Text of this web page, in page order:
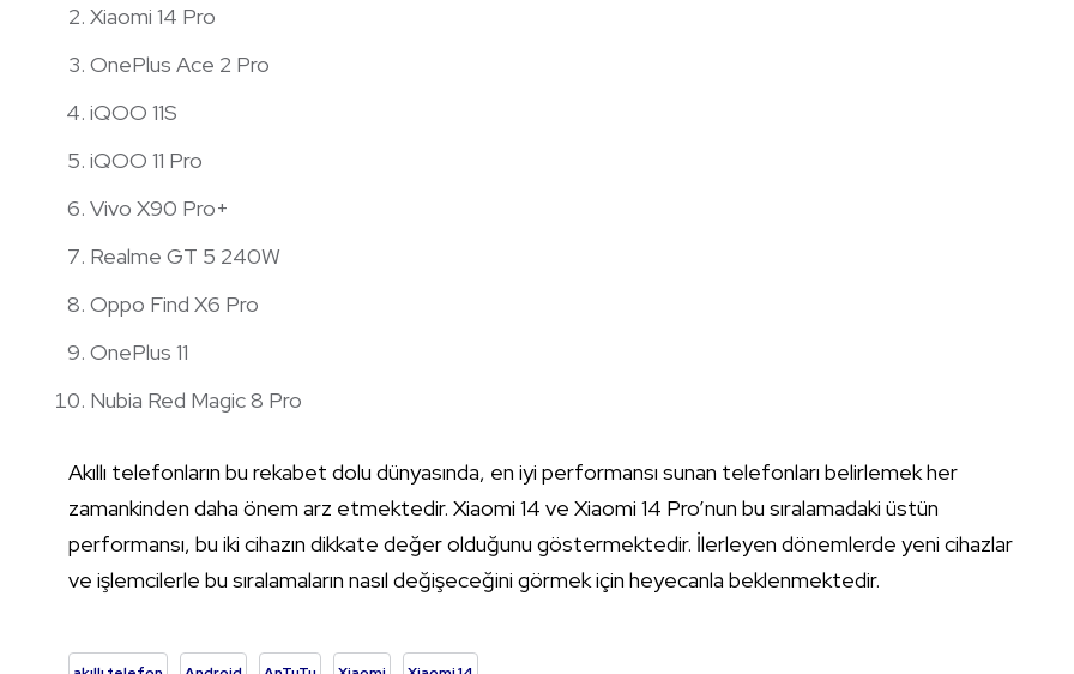
Xiaomi 14 Pro
OnePlus Ace 2 Pro
iQOO 11S
iQOO 11 Pro
Vivo X90 Pro+
Realme GT 5 240W
Oppo Find X6 Pro
OnePlus 11
Nubia Red Magic 8 Pro
Akıllı telefonların bu rekabet dolu dünyasında, en iyi performansı sunan telefonları belirlemek her
zamankinden daha önem arz etmektedir. Xiaomi 14 ve Xiaomi 14 Pro’nun bu sıralamadaki üstün
performansı, bu iki cihazın dikkate değer olduğunu göstermektedir. İlerleyen dönemlerde yeni cihazlar
ve işlemcilerle bu sıralamaların nasıl değişeceğini görmek için heyecanla beklenmektedir.